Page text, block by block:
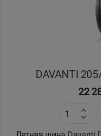
DAVANTI
22